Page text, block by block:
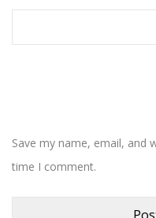
Save my name, email, and
time I comment.